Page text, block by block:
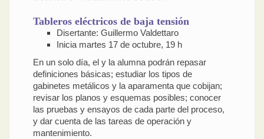
Tableros eléctricos de baja tensión
Disertante: Guillermo Valdettaro
Inicia martes 17 de octubre, 19 h
En un solo día, el y la alumna podrán repasar
definiciones básicas; estudiar los tipos de
gabinetes metálicos y la aparamenta que cobijan;
revisar los planos y esquemas posibles; conocer
las pruebas y ensayos de cada parte del proceso,
y dar cuenta de las tareas de operación y
mantenimiento.